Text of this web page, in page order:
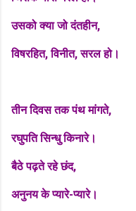
उसको क्या जो दंतहीन,
विषरहित, विनीत, सरल हो।
तीन दिवस तक पंथ मांगते,
रघुपति सिन्धु किनारे।
बैठे पढ़ते रहे छंद,
अनुनय के प्यारे-प्यारे।